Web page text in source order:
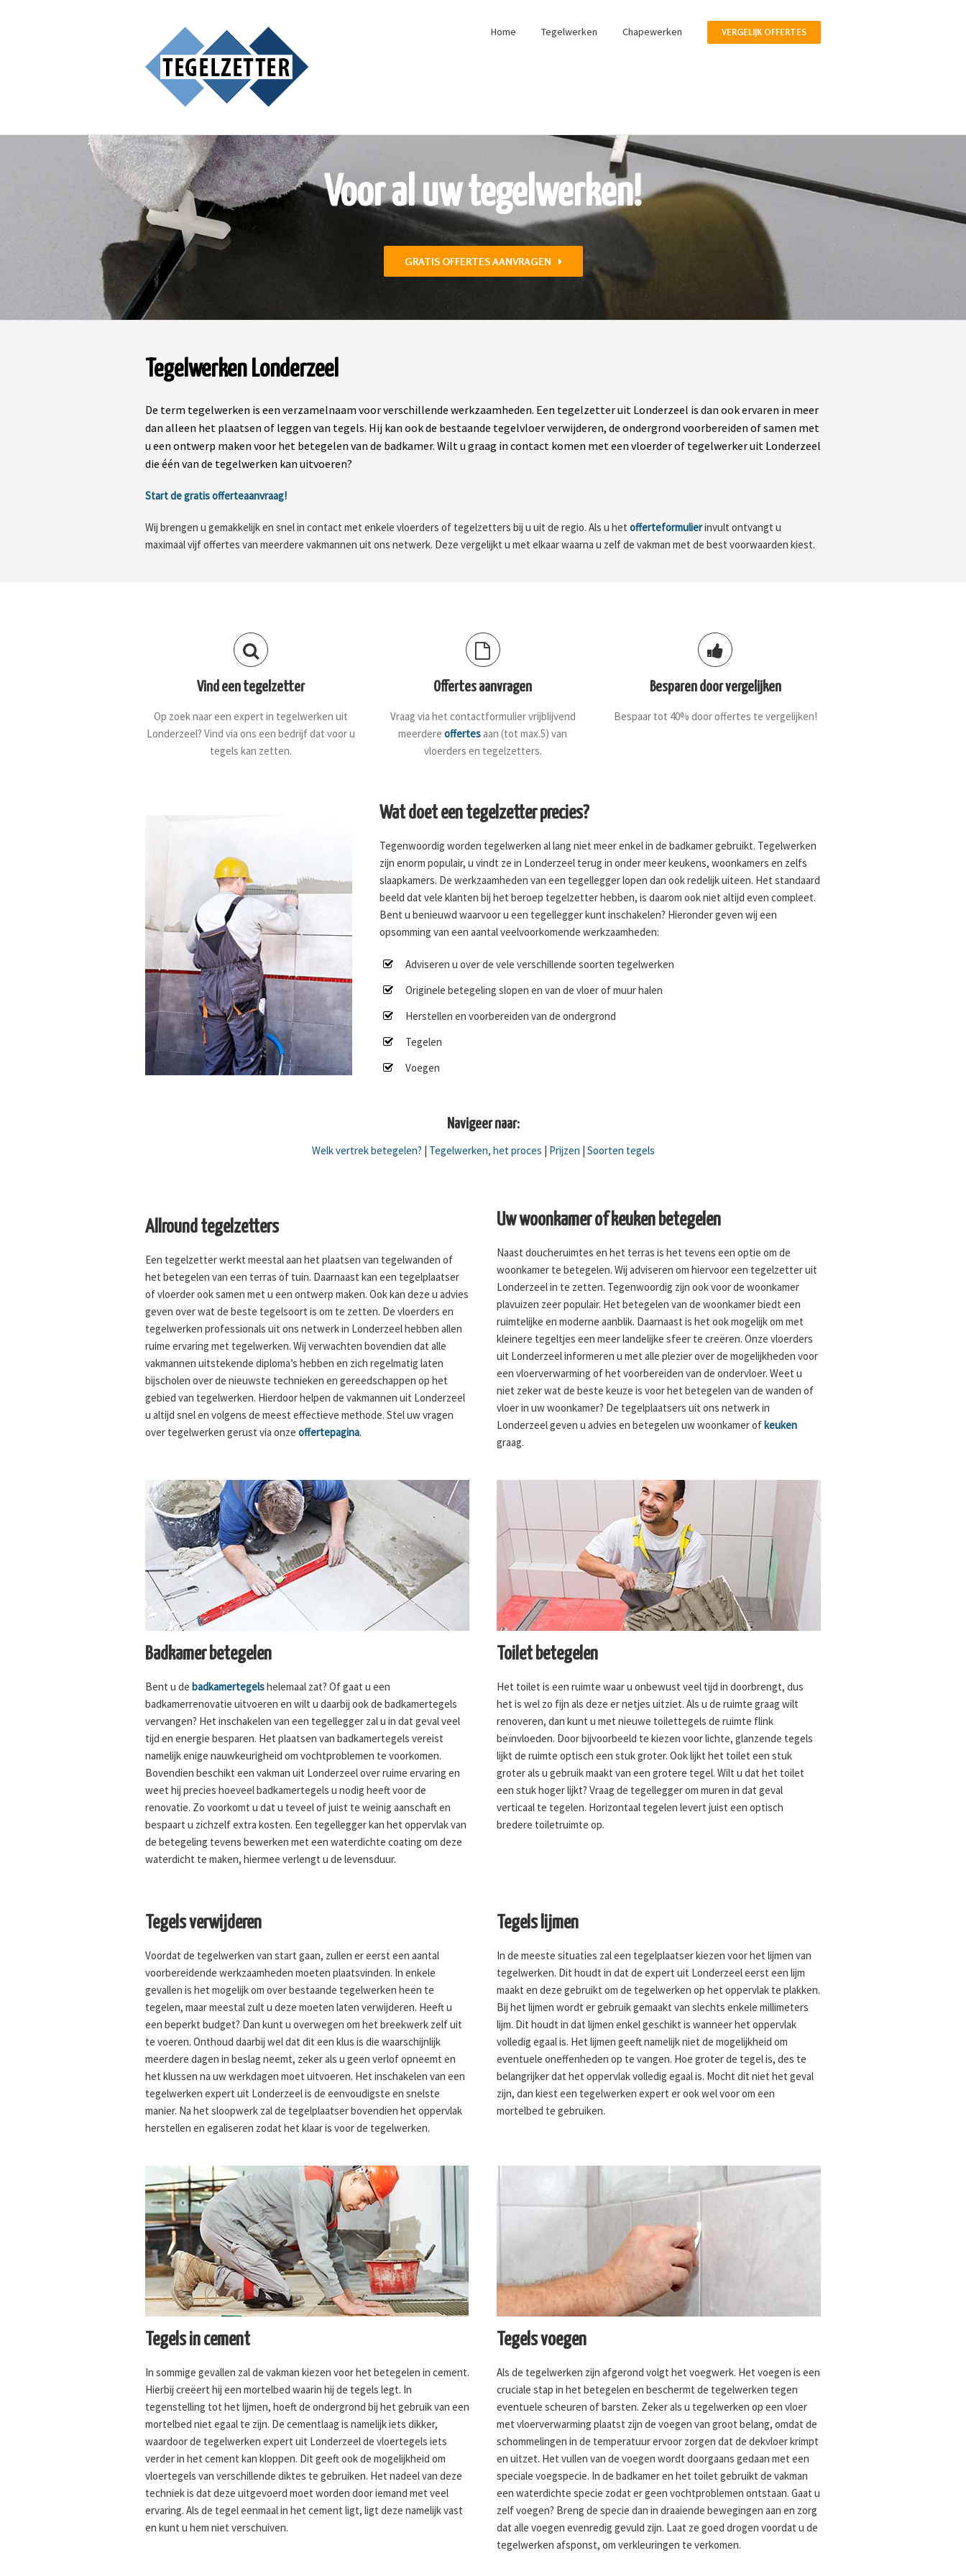
Home Tegelwerken Chapewerken VERGELIJK OFFERTES
Voor al uw tegelwerken!
GRATIS OFFERTES AANVRAGEN
Tegelwerken Londerzeel
De term tegelwerken is een verzamelnaam voor verschillende werkzaamheden. Een tegelzetter uit Londerzeel is dan ook ervaren in meer
dan alleen het plaatsen of leggen van tegels. Hij kan ook de bestaande tegelvloer verwijderen, de ondergrond voorbereiden of samen met
u een ontwerp maken voor het betegelen van de badkamer. Wilt u graag in contact komen met een vloerder of tegelwerker uit Londerzeel
die één van de tegelwerken kan uitvoeren?
Start de gratis offerteaanvraag!
Wij brengen u gemakkelijk en snel in contact met enkele vloerders of tegelzetters bij u uit de regio. Als u het offerteformulierinvult ontvangt u
maximaal vijf offertes van meerdere vakmannen uit ons netwerk. Deze vergelijkt u met elkaar waarna u zelf de vakman met de best voorwaarden kiest.
Vind een tegelzetter
Op zoek naar een expert in tegelwerken uit
Londerzeel? Vind via ons een bedrijf dat voor u
tegels kan zetten.
Offertes aanvragen
Vraag via het contactformulier vrijblijvend
meerdereoffertes aan (tot max.5) van
vloerders en tegelzetters.
Besparen door vergelijken
Bespaar tot 40% door offertes te vergelijken!
Wat doet een tegelzetter precies?
Tegenwoordig worden tegelwerken al lang niet meer enkel in de badkamer gebruikt. Tegelwerken
zijn enorm populair, u vindt ze in Londerzeel terug in onder meer keukens, woonkamers en zelfs
slaapkamers. De werkzaamheden van een tegellegger lopen dan ook redelijk uiteen. Het standaard
beeld dat vele klanten bij het beroep tegelzetter hebben, is daarom ook niet altijd even compleet.
Bent u benieuwd waarvoor u een tegellegger kunt inschakelen? Hieronder geven wij een
opsomming van een aantal veelvoorkomende werkzaamheden:
Adviseren u over de vele verschillende soorten tegelwerken
Originele betegeling slopen en van de vloer of muur halen
Herstellen en voorbereiden van de ondergrond
Tegelen
Voegen
Navigeer naar:
Welk vertrek betegelen? Tegelwerken, het proces Prijzen Soorten tegels
Allround tegelzetters
Een tegelzetter werkt meestal aan het plaatsen van tegelwanden of
het betegelen van een terras of tuin. Daarnaast kan een tegelplaatser
of vloerder ook samen met u een ontwerp maken. Ook kan deze u advies
geven over wat de beste tegelsoort is om te zetten. De vloerders en
tegelwerken professionals uit ons netwerk in Londerzeel hebben allen
ruime ervaring met tegelwerken. Wij verwachten bovendien dat alle
vakmannen uitstekende diploma’s hebben en zich regelmatig laten
bijscholen over de nieuwste technieken en gereedschappen op het
gebied van tegelwerken. Hierdoor helpen de vakmannen uit Londerzeel
u altijd snel en volgens de meest effectieve methode. Stel uw vragen
over tegelwerken gerust via onze offertepagina.
Uw woonkamer of keuken betegelen
Naast doucheruimtes en het terras is het tevens een optie om de
woonkamer te betegelen. Wij adviseren om hiervoor een tegelzetter uit
Londerzeel in te zetten. Tegenwoordig zijn ook voor de woonkamer
plavuizen zeer populair. Het betegelen van de woonkamer biedt een
ruimtelijke en moderne aanblik. Daarnaast is het ook mogelijk om met
kleinere tegeltjes een meer landelijke sfeer te creëren. Onze vloerders
uit Londerzeel informeren u met alle plezier over de mogelijkheden voor
een vloerverwarming of het voorbereiden van de ondervloer. Weet u
niet zeker wat de beste keuze is voor het betegelen van de wanden of
vloer in uw woonkamer? De tegelplaatsers uit ons netwerk in
Londerzeel geven u advies en betegelen uw woonkamer of keuken
graag.
Badkamer betegelen
Bent u de badkamertegelshelemaal zat? Of gaat u een
badkamerrenovatie uitvoeren en wilt u daarbij ook de badkamertegels
vervangen? Het inschakelen van een tegellegger zal u in dat geval veel
tijd en energie besparen. Het plaatsen van badkamertegels vereist
namelijk enige nauwkeurigheid om vochtproblemen te voorkomen.
Bovendien beschikt een vakman uit Londerzeel over ruime ervaring en
weet hij precies hoeveel badkamertegels u nodig heeft voor de
renovatie. Zo voorkomt u dat u teveel of juist te weinig aanschaft en
bespaart u zichzelf extra kosten. Een tegellegger kan het oppervlak van
de betegeling tevens bewerken met een waterdichte coating om deze
waterdicht te maken, hiermee verlengt u de levensduur.
Toilet betegelen
Het toilet is een ruimte waar u onbewust veel tijd in doorbrengt, dus
het is wel zo fijn als deze er netjes uitziet. Als u de ruimte graag wilt
renoveren, dan kunt u met nieuwe toilettegels de ruimte flink
beïnvloeden. Door bijvoorbeeld te kiezen voor lichte, glanzende tegels
lijkt de ruimte optisch een stuk groter. Ook lijkt het toilet een stuk
groter als u gebruik maakt van een grotere tegel. Wilt u dat het toilet
een stuk hoger lijkt? Vraag de tegellegger om muren in dat geval
verticaal te tegelen. Horizontaal tegelen levert juist een optisch
bredere toiletruimte op.
Tegels verwijderen
Voordat de tegelwerken van start gaan, zullen er eerst een aantal
voorbereidende werkzaamheden moeten plaatsvinden. In enkele
gevallen is het mogelijk om over bestaande tegelwerken heen te
tegelen, maar meestal zult u deze moeten laten verwijderen. Heeft u
een beperkt budget? Dan kunt u overwegen om het breekwerk zelf uit
te voeren. Onthoud daarbij wel dat dit een klus is die waarschijnlijk
meerdere dagen in beslag neemt, zeker als u geen verlof opneemt en
het klussen na uw werkdagen moet uitvoeren. Het inschakelen van een
tegelwerken expert uit Londerzeel is de eenvoudigste en snelste
manier. Na het sloopwerk zal de tegelplaatser bovendien het oppervlak
herstellen en egaliseren zodat het klaar is voor de tegelwerken.
Tegels lijmen
In de meeste situaties zal een tegelplaatser kiezen voor het lijmen van
tegelwerken. Dit houdt in dat de expert uit Londerzeel eerst een lijm
maakt en deze gebruikt om de tegelwerken op het oppervlak te plakken.
Bij het lijmen wordt er gebruik gemaakt van slechts enkele millimeters
lijm. Dit houdt in dat lijmen enkel geschikt is wanneer het oppervlak
volledig egaal is. Het lijmen geeft namelijk niet de mogelijkheid om
eventuele oneffenheden op te vangen. Hoe groter de tegel is, des te
belangrijker dat het oppervlak volledig egaal is. Mocht dit niet het geval
zijn, dan kiest een tegelwerken expert er ook wel voor om een
mortelbed te gebruiken.
Tegels in cement
In sommige gevallen zal de vakman kiezen voor het betegelen in cement.
Hierbij creëert hij een mortelbed waarin hij de tegels legt. In
tegenstelling tot het lijmen, hoeft de ondergrond bij het gebruik van een
mortelbed niet egaal te zijn. De cementlaag is namelijk iets dikker,
waardoor de tegelwerken expert uit Londerzeel de vloertegels iets
verder in het cement kan kloppen. Dit geeft ook de mogelijkheid om
vloertegels van verschillende diktes te gebruiken. Het nadeel van deze
techniek is dat deze uitgevoerd moet worden door iemand met veel
ervaring. Als de tegel eenmaal in het cement ligt, ligt deze namelijk vast
en kunt u hem niet verschuiven.
Tegels voegen
Als de tegelwerken zijn afgerond volgt het voegwerk. Het voegen is een
cruciale stap in het betegelen en beschermt de tegelwerken tegen
eventuele scheuren of barsten. Zeker als u tegelwerken op een vloer
met vloerverwarming plaatst zijn de voegen van groot belang, omdat de
schommelingen in de temperatuur ervoor zorgen dat de dekvloer krimpt
en uitzet. Het vullen van de voegen wordt doorgaans gedaan met een
speciale voegspecie. In de badkamer en het toilet gebruikt de vakman
een waterdichte specie zodat er geen vochtproblemen ontstaan. Gaat u
zelf voegen? Breng de specie dan in draaiende bewegingen aan en zorg
dat alle voegen evenredig gevuld zijn. Laat ze goed drogen voordat u de
tegelwerken afsponst, om verkleuringen te verkomen.